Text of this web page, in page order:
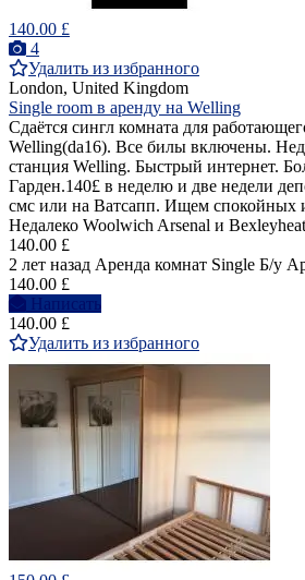
140.00 £
4
Удалить из избранного
London, United Kingdom
Single room в аренду на Welling
Сдаётся сингл комната для
Welling(da16). Все билы включены.
станция Welling. Быстрый интернет.
Гарден.140£ в неделю и две недели
смс или на Ватсапп. Ищем спокойных
Недалеко Woolwich Arsenal и
140.00 £
2 лет назад Аренда комнат Single Б/у
140.00 £
Написать
140.00 £
Удалить из избранного